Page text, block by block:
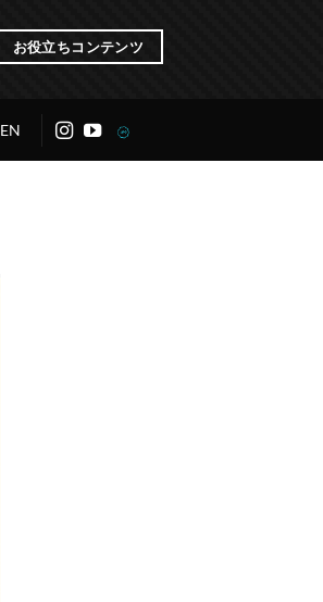
お役立ちコンテンツ
EN